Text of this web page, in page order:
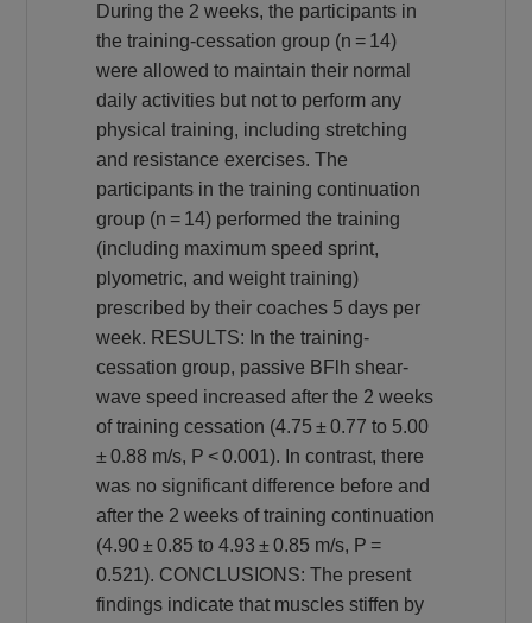
During the 2 weeks, the participants in
the training-cessation group (n = 14)
were allowed to maintain their normal
daily activities but not to perform any
physical training, including stretching
and resistance exercises. The
participants in the training continuation
group (n = 14) performed the training
(including maximum speed sprint,
plyometric, and weight training)
prescribed by their coaches 5 days per
week. RESULTS: In the training-
cessation group, passive BFlh shear-
wave speed increased after the 2 weeks
of training cessation (4.75 ± 0.77 to 5.00
± 0.88 m/s, P < 0.001). In contrast, there
was no significant difference before and
after the 2 weeks of training continuation
(4.90 ± 0.85 to 4.93 ± 0.85 m/s, P =
0.521). CONCLUSIONS: The present
findings indicate that muscles stiffen by